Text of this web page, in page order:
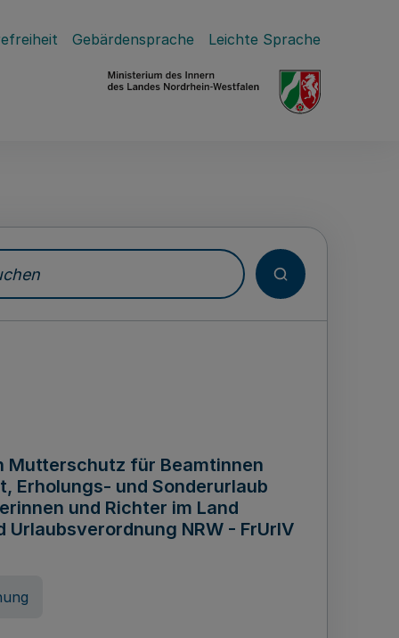
Gebärdensprache Leichte Sprache
Mutterschutz für Beamtinnen
Erholungs- und Sonderurlaub
und Richter im Land
NRW - FrUrlV